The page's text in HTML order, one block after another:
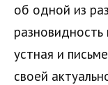
об одной из
устная и
своей